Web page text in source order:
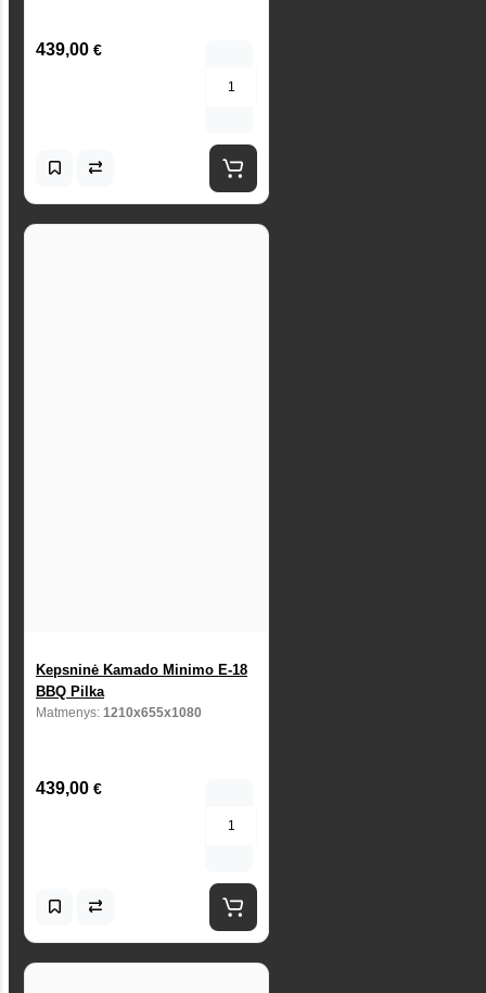
439,00 €
Kepsninė Kamado Minimo E-18
BBQ Pilka
Matmenys: 1210x655x1080
439,00 €